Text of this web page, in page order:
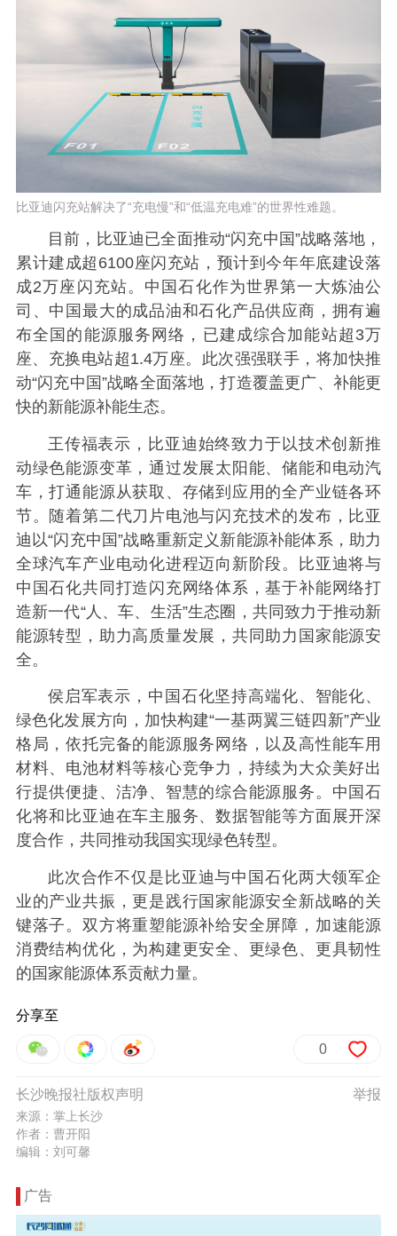
比亚迪闪充站解决了“充电慢”和“低温充电难”的世界性难题。
目前，比亚迪已全面推动“闪充中国”战略落地，
累计建成超6100座闪充站，预计到今年年底建设落
成2万座闪充站。中国石化作为世界第一大炼油公
司、中国最大的成品油和石化产品供应商，拥有遍
布全国的能源服务网络，已建成综合加能站超3万
座、充换电站超1.4万座。此次强强联手，将加快推
动“闪充中国”战略全面落地，打造覆盖更广、补能更
快的新能源补能生态。
王传福表示，比亚迪始终致力于以技术创新推
动绿色能源变革，通过发展太阳能、储能和电动汽
车，打通能源从获取、存储到应用的全产业链各环
节。随着第二代刀片电池与闪充技术的发布，比亚
迪以“闪充中国”战略重新定义新能源补能体系，助力
全球汽车产业电动化进程迈向新阶段。比亚迪将与
中国石化共同打造闪充网络体系，基于补能网络打
造新一代“人、车、生活”生态圈，共同致力于推动新
能源转型，助力高质量发展，共同助力国家能源安
全。
侯启军表示，中国石化坚持高端化、智能化、
绿色化发展方向，加快构建“一基两翼三链四新”产业
格局，依托完备的能源服务网络，以及高性能车用
材料、电池材料等核心竞争力，持续为大众美好出
行提供便捷、洁净、智慧的综合能源服务。中国石
化将和比亚迪在车主服务、数据智能等方面展开深
度合作，共同推动我国实现绿色转型。
此次合作不仅是比亚迪与中国石化两大领军企
业的产业共振，更是践行国家能源安全新战略的关
键落子。双方将重塑能源补给安全屏障，加速能源
消费结构优化，为构建更安全、更绿色、更具韧性
的国家能源体系贡献力量。
分享至
0
举报
长沙晚报社版权声明
来源：掌上长沙
作者：曹开阳
编辑：刘可馨
广告